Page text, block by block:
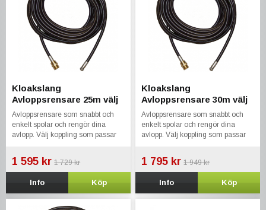
Kloakslang
Avloppsrensare 25m välj
koppling till din tvätt
Avloppsrensare som snabbt och
enkelt spolar och rengör dina
avlopp. Välj koppling som passar
1 595 kr 1 729 kr
Info Köp
Kloakslang
Avloppsrensare 30m välj
koppling till din tvätt
Avloppsrensare som snabbt och
enkelt spolar och rengör dina
avlopp. Välj koppling som passar
1 795 kr 1 949 kr
Info Köp